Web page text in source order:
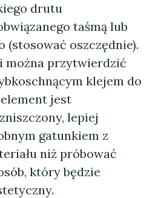
drutu
taśmą lub
(stosować oszczędnie).
można przytwierdzić
klejem do
element jest
lepiej
gatunkiem z
niż próbować
który będzie